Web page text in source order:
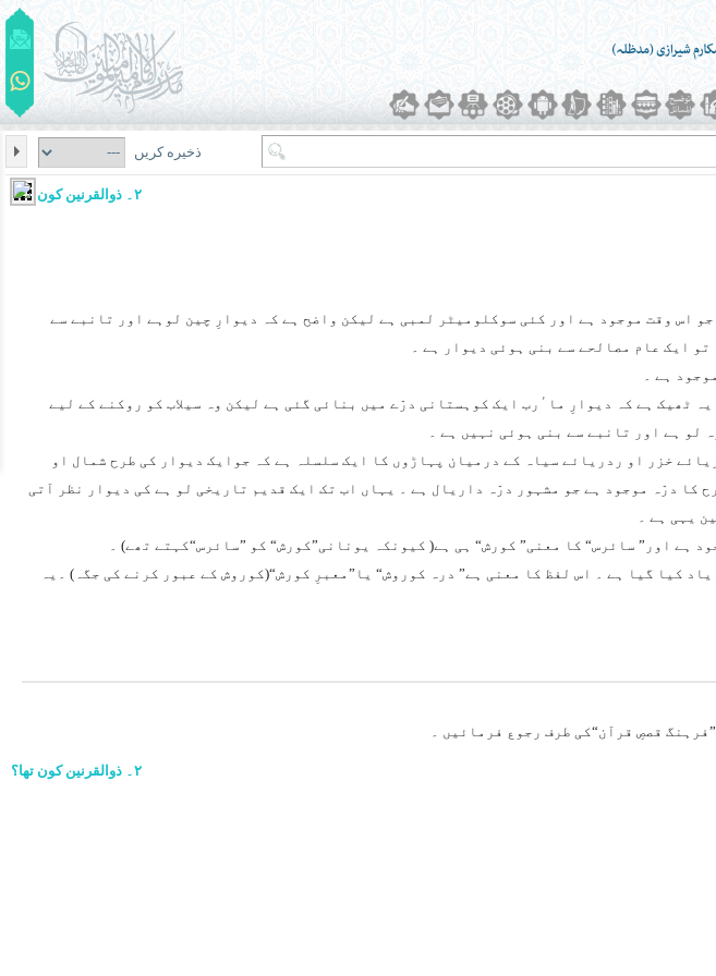
ذخیره کریں
۲۔ ذوالقرنین کون تھا؟
اس وقت موجود ہے اور کئی سوکلومیٹر لمبی ہے لیکن واضح ہے کہ دیوارِ چین لوہے اور تانبے سے
ایک عام مصالحے سے بنی ہوئی دیوار ہے ۔
ہے ۔
ٹھیک ہے کہ دیوارِ ماٴرب ایک کوہستانی درّے میں بنائی گئی ہے لیکن وہ سیلاب کو روکنے کے لیے
لو ہے اور تانبے سے بنی ہوئی نہیں ہے ۔
خزر او ردریائے سیاہ کے درمیان پہاڑوں کا ایک سلسلہ ہے کہ جوایک دیوار کی طرح شمال او
کا درّہ موجود ہے جو مشہور درّہ داریال ہے ۔ یہاں اب تک ایک قدیم تاریخی لو ہے کی دیوار نظر آتی
یہی ہے ۔
ہے اور” سائرس“ کا معنی” کورش“ ہی ہے( کیونکہ یونانی”کورش“ کو ”سائرس“کہتے تھے) ۔
کیا گیا ہے ۔ اس لفظ کا معنی ہے” درہ کوروش“ یا”معبرِ کورش“(کوروش کے عبور کرنے کی جگہ) ۔یہ
۲۔ ذوالقرنین کون تھا؟